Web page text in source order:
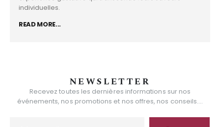
individuelles.
READ MORE...
NEWSLETTER
Recevez toutes les dernières informations sur nos
événements, nos promotions et nos offres, nos conseils....